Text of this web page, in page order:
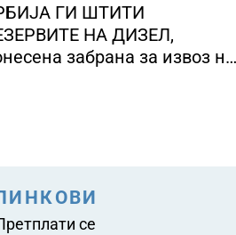
ГИ ШТИТИ
НА ДИЗЕЛ,
забрана за извоз на
се